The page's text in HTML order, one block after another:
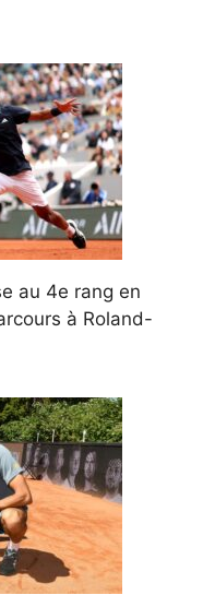
au 4e rang en
à Roland-